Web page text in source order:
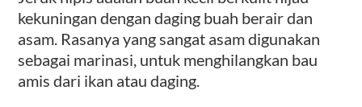
kekuningan dengan daging buah berair dan
asam. Rasanya yang sangat asam digunakan
sebagai marinasi, untuk menghilangkan bau
amis dari ikan atau daging.